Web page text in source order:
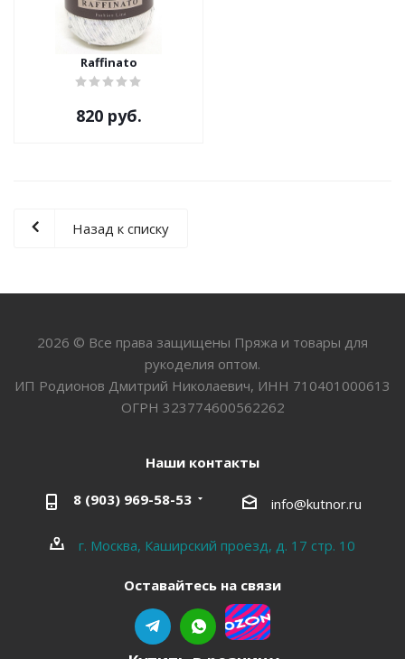
Raffinato
820 руб.
Назад к списку
2026 © Все права защищены Пряжа и товары для
рукоделия оптом.
ИП Родионов Дмитрий Николаевич, ИНН 710401000613
ОГРН 323774600562262
Наши контакты
8 (903) 969-58-53 info@kutnor.ru
г. Москва, Каширский проезд, д. 17 стр. 10
Оставайтесь на связи